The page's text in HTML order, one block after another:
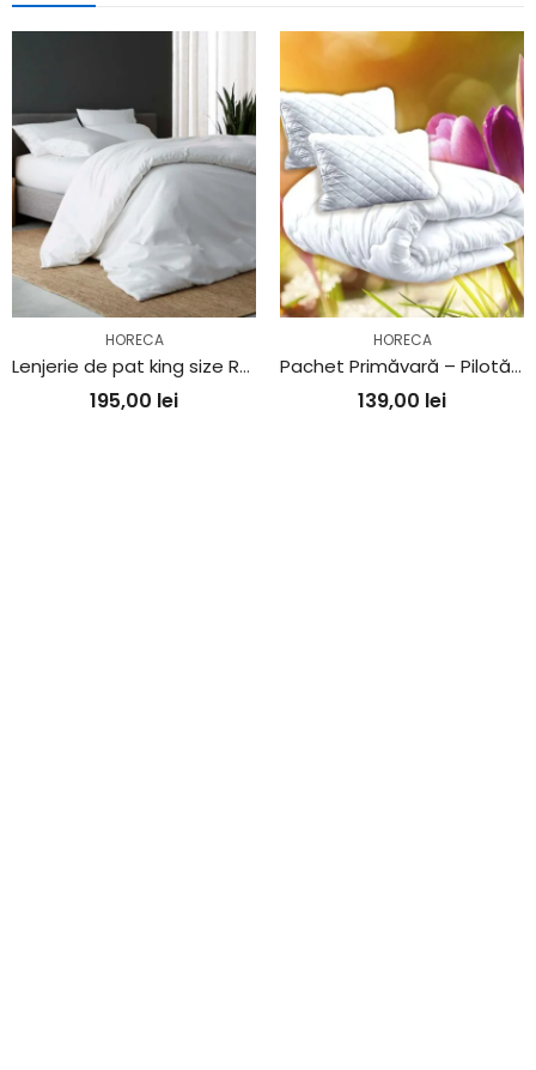
HORECA
Lenjerie de pat king size Ranforce Policoton
195,00 lei
HORECA
Pachet Primăvară – Pilotă+2 perne matlasate
139,00 lei